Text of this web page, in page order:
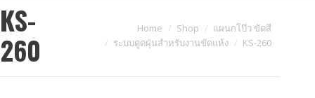
KS-
260
Home Shop
แผนกโป๊ว ขัดสี
ระบบดูดฝุ่นสำหรับงานขัดแห้ง
KS-260